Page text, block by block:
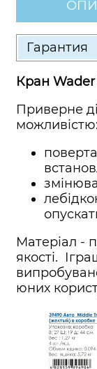
Гарантия
Кран
Приверне
можливістю:
Матеріал -
якості.
юних